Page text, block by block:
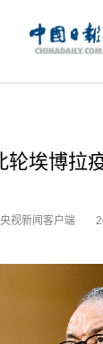
轮埃博拉
视新闻客户端